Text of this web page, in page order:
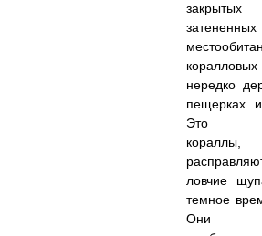
закрытых
затененных
нередко
пещерках и
Это
кораллы,
ловчие
темное
Они